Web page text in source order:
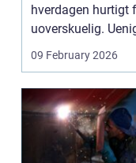
hverdagen hurtigt
uoverskuelig.
om børn...
09 February 2026